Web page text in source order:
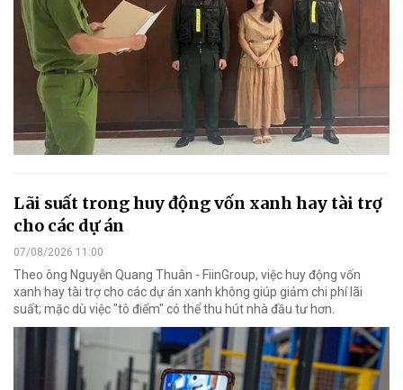
Lãi suất trong huy động vốn xanh hay tài trợ
cho các dự án
07/08/2026 11:00
Theo ông Nguyễn Quang Thuân - FiinGroup, việc huy động vốn
xanh hay tài trợ cho các dự án xanh không giúp giảm chi phí lãi
suất; mặc dù việc "tô điểm" có thể thu hút nhà đầu tư hơn.